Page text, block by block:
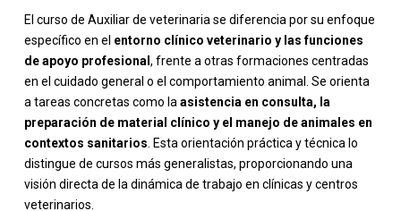
El curso de Auxiliar de veterinaria se diferencia por su enfoque
específico en el entorno clínico veterinario y las funciones
de apoyo profesional , frente a otras formaciones centradas
en el cuidado general o el comportamiento animal. Se orienta
a tareas concretas como la asistencia en consulta, la
preparación de material clínico y el manejo de animales en
contextos sanitarios . Esta orientación práctica y técnica lo
distingue de cursos más generalistas, proporcionando una
visión directa de la dinámica de trabajo en clínicas y centros
veterinarios.
-